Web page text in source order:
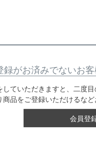
録がお済みでないお客
していただきますと、二度目
商品をご登録いただけるなど
会員登